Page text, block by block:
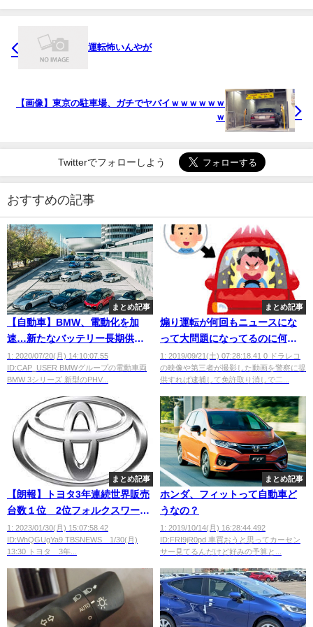
運転怖いんやが
【画像】東京の駐車場、ガチでヤバイｗｗｗｗｗｗ
ｗ
Twitterでフォローしよう
おすすめの記事
まとめ記事
【自動車】BMW、電動化を加
速…新たなバッテリー長期供給
契約を締結
1: 2020/07/20(月) 14:10:07.55
ID:CAP_USER BMWグループの電動車両
BMW 3シリーズ 新型のPHV...
まとめ記事
煽り運転が何回もニュースにな
って大問題になってるのに何で
まだやる人がいるの？
1: 2019/09/21(土) 07:28:18.41 0 ドラレコ
の映像や第三者が撮影した動画を警察に提
供すれば逮捕して免許取り消しで二...
まとめ記事
【朗報】トヨタ3年連続世界販売
台数１位 2位フォルクスワーゲ
ンを更に引き離す
1: 2023/01/30(月) 15:07:58.42
ID:WhQGUgYa9 TBSNEWS 1/30(月)
13:30 トヨタ 3年...
まとめ記事
ホンダ、フィットって自動車ど
うなの？
1: 2019/10/14(月) 16:28:44.492
ID:FRI9jR0pd 車買おうと思ってカーセン
サー見てるんだけど好みの予算と...